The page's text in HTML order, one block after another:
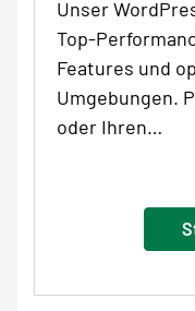
Unser
Top-
Features und
Umgebungen.
oder Ihren…